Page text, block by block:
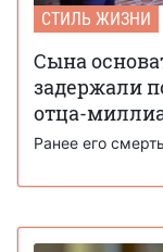
СТИЛЬ ЖИЗНИ
Сына
задержали
отца-
Ранее его